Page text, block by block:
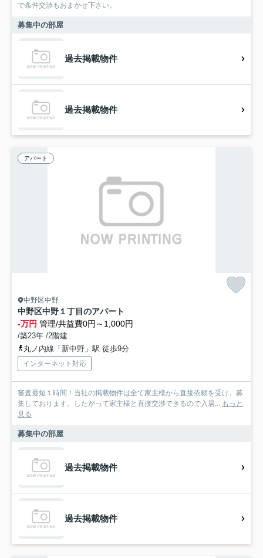
で条件交渉もおまかせ下さい。
募集中の部屋
過去掲載物件
過去掲載物件
アパート
中野区中野
中野区中野１丁目のアパート
-万円 管理/共益費0円～1,000円
/築23年 /2階建
丸ノ内線「新中野」駅 徒歩9分
インターネット対応
審査最短１時間！当社の掲載物件は全て家主様から直接依頼を受け、募
集しております。したがって家主様と直接交渉できるので入居... もっと
見る
募集中の部屋
過去掲載物件
過去掲載物件